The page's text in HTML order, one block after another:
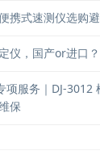
携式速测仪选购
仪，国产or进口？
项服务｜DJ-3012
保